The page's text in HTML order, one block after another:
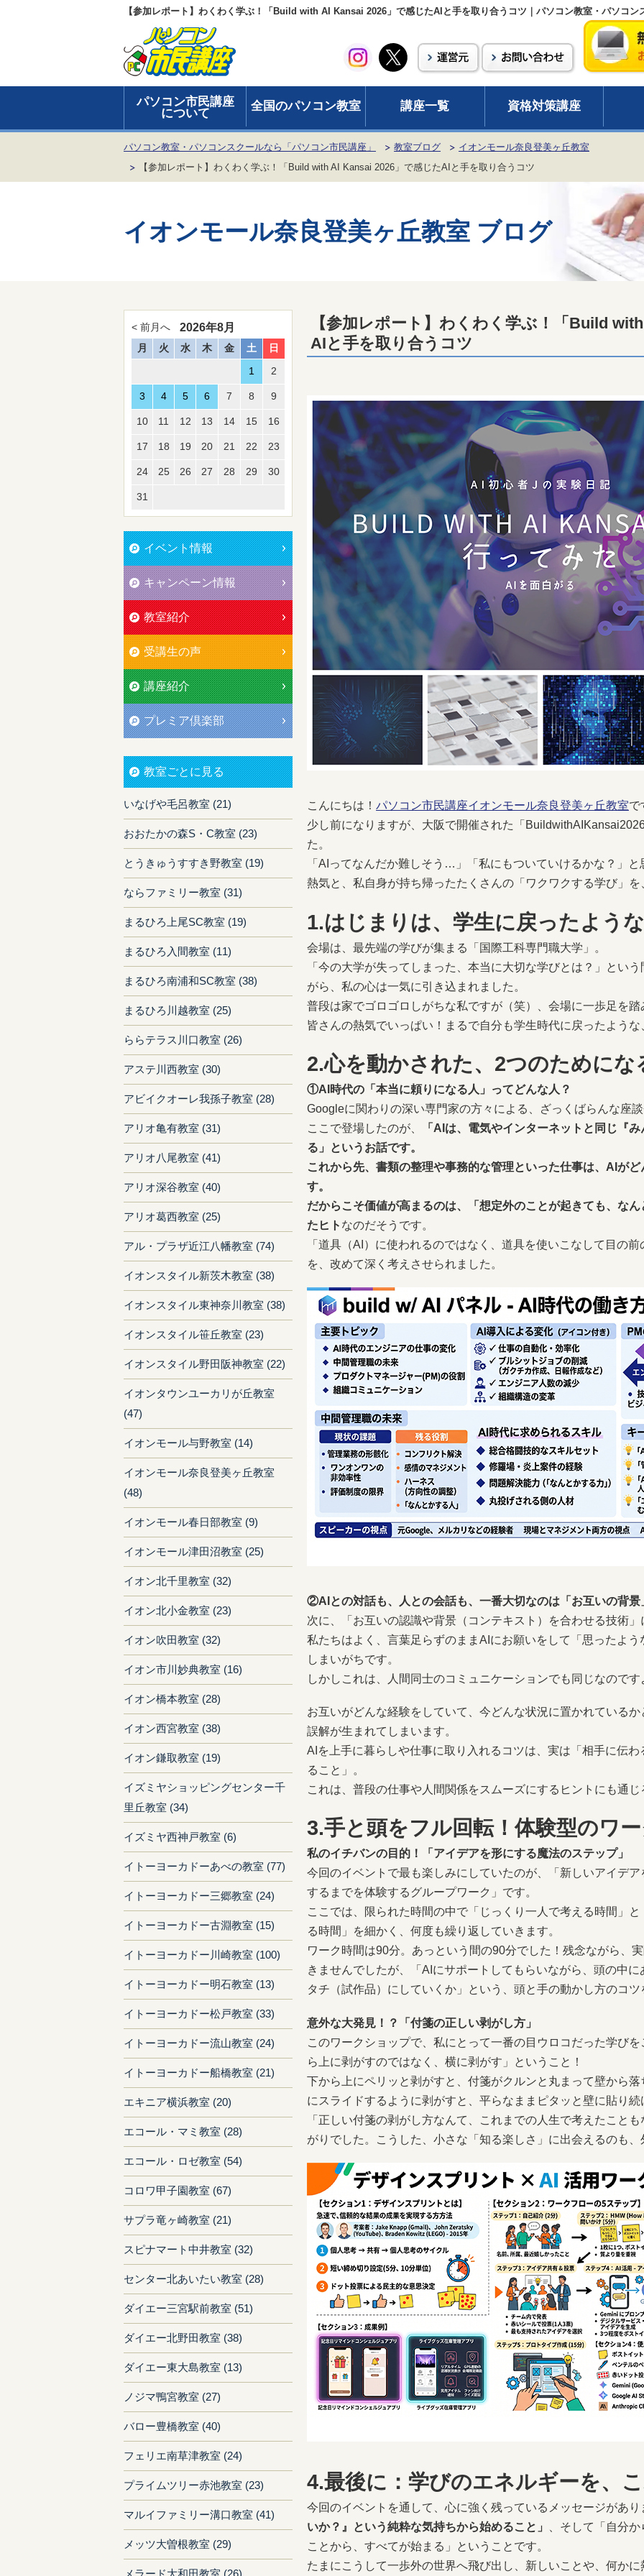
【参加レポート】わくわく学ぶ！「Build with AI Kansai 2026」で感じたAIと手を取り合うコツ｜パソコン教室・パソコン
パソコン市民講座
について
全国のパソコン教室 講座一覧 資格対策講座
パソコン教室・パソコンスクールなら「パソコン市民講座」 教室ブログ
イオンモール奈良登美ヶ丘教室
【参加レポート】わくわく学ぶ！「Build with AI Kansai 2026」で感じたAIと手を取り合うコツ
イオンモール奈良登美ヶ丘教室 ブログ
【参加レポート】わくわく学ぶ！「Build
AIと手を取り合うコツ
こんにちは！ パソコン市民講座イオンモール奈良登美ヶ丘教室で
少し前になりますが、大阪で開催された「
た。
「AIってなんだか難しそう…」「私にもついていけるかな？」
熱気と、私自身が持ち帰ったたくさんの「ワクワクする学び」
1.はじまりは、学生に戻ったよう
会場は、最先端の学びが集まる「国際工科専門職大学」。
「今の大学が失ってしまった、本当に大切な学びとは？」とい
がら、私の心は一気に引き込まれました。
普段は家でゴロゴロしがちな私ですが（笑）、会場に一歩足を
皆さんの熱気でいっぱい！まるで自分も学生時代に戻ったよう
2.心を動かされた、2つのためにな
①AI時代の「本当に頼りになる人」ってどんな人？
Googleに関わりの深い専門家の方々による、ざっくばらんな座
ここで登場したのが、
「AIは、電気やインターネットと同じ『
る」というお話です。
これから先、書類の整理や事務的な管理といった仕事は、AIが
す。
だからこそ価値が高まるのは、「想定外のことが起きても、な
たヒト なのだそうです。
「道具（AI）に使われるのではなく、道具を使いこなして目の
を、改めて深く考えさせられました。
②AIとの対話も、人との会話も、一番大切なのは「お互いの背景
次に、「お互いの認識や背景（コンテキスト）を合わせる技術
私たちはよく、言葉足らずのままAIにお願いをして「思ったよ
しまいがちです。
しかしこれは、人間同士のコミュニケーションでも同じなのです
お互いがどんな経験をしていて、今どんな状況に置かれている
誤解が生まれてしまいます。
AIを上手に暮らしや仕事に取り入れるコツは、実は「相手に伝
ること」。
これは、普段の仕事や人間関係をスムーズにするヒントにも通
3.手と頭をフル回転！体験型のワ
私のイチバンの目的！「アイデアを形にする魔法のステップ」
今回のイベントで最も楽しみにしていたのが、「新しいアイデ
するまでを体験するグループワーク」です。
ここでは、限られた時間の中で「じっくり一人で考える時間」
る時間」を細かく、何度も繰り返していきます。
ワーク時間は90分。あっという間の90分でした！残念ながら、
きませんでしたが、「AIにサポートしてもらいながら、頭の中
タチ（試作品）にしていくか」という、頭と手の動かし方のコ
意外な大発見！？「付箋の正しい剥がし方」
このワークショップで、私にとって一番の目ウロコだった学び
ら上に剥がすのではなく、横に剥がす」ということ！
下から上にペリッと剥がすと、付箋がクルンと丸まって壁から
にスライドするように剥がすと、平らなままピタッと壁に貼り
「正しい付箋の剥がし方なんて、これまでの人生で考えたこと
がりでした。こうした、小さな「知る楽しさ」に出会えるのも
4.最後に：学びのエネルギーを、
今回のイベントを通して、心に強く残っているメッセージがあ
いか？』という純粋な気持ちから始めること」
、そして「自分
ことから、すべてが始まる」ということです。
たまにこうして一歩外の世界へ飛び出し、新しいことや、何か
< 前月へ 2026年8月
月 火 水 木 金 土 日
1 2
3 4 5 6 7 8 9
10 11 12 13 14 15 16
17 18 19 20 21 22 23
24 25 26 27 28 29 30
31
イベント情報
キャンペーン情報
教室紹介
受講生の声
講座紹介
プレミア倶楽部
教室ごとに見る
いなげや毛呂教室 (21)
おおたかの森S・C教室 (23)
とうきゅうすすき野教室 (19)
ならファミリー教室 (31)
まるひろ上尾SC教室 (19)
まるひろ入間教室 (11)
まるひろ南浦和SC教室 (38)
まるひろ川越教室 (25)
ららテラス川口教室 (26)
アステ川西教室 (30)
アビイクオーレ我孫子教室 (28)
アリオ亀有教室 (31)
アリオ八尾教室 (41)
アリオ深谷教室 (40)
アリオ葛西教室 (25)
アル・プラザ近江八幡教室 (74)
イオンスタイル新茨木教室 (38)
イオンスタイル東神奈川教室 (38)
イオンスタイル笹丘教室 (23)
イオンスタイル野田阪神教室 (22)
イオンタウンユーカリが丘教室
(47)
イオンモール与野教室 (14)
イオンモール奈良登美ヶ丘教室
(48)
イオンモール春日部教室 (9)
イオンモール津田沼教室 (25)
イオン北千里教室 (32)
イオン北小金教室 (23)
イオン吹田教室 (32)
イオン市川妙典教室 (16)
イオン橋本教室 (28)
イオン西宮教室 (38)
イオン鎌取教室 (19)
イズミヤショッピングセンター千
里丘教室 (34)
イズミヤ西神戸教室 (6)
イトーヨーカドーあべの教室 (77)
イトーヨーカドー三郷教室 (24)
イトーヨーカドー古淵教室 (15)
イトーヨーカドー川崎教室 (100)
イトーヨーカドー明石教室 (13)
イトーヨーカドー松戸教室 (33)
イトーヨーカドー流山教室 (24)
イトーヨーカドー船橋教室 (21)
エキニア横浜教室 (20)
エコール・マミ教室 (28)
エコール・ロゼ教室 (54)
コロワ甲子園教室 (67)
サプラ竜ヶ崎教室 (21)
スピナマート中井教室 (32)
センター北あいたい教室 (28)
ダイエー三宮駅前教室 (51)
ダイエー北野田教室 (38)
ダイエー東大島教室 (13)
ノジマ鴨宮教室 (27)
バロー豊橋教室 (40)
フェリエ南草津教室 (24)
プライムツリー赤池教室 (23)
マルイファミリー溝口教室 (41)
メッツ大曽根教室 (29)